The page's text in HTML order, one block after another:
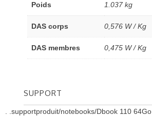
Poids 1.037 kg
DAS corps 0,576 W / Kg
DAS membres 0,475 W / Kg
SUPPORT
. .supportproduit/notebooks/Dbook 110 64Go